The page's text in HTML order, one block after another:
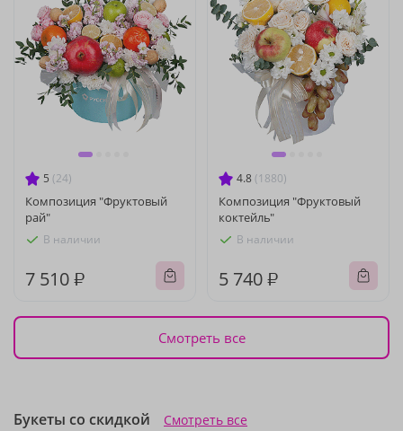
5 (24)
Композиция "Фруктовый
рай"
В наличии
7 510 ₽
4.8 (1880)
Композиция "Фруктовый
коктейль"
В наличии
5 740 ₽
Смотреть все
Букеты со скидкой Смотреть все